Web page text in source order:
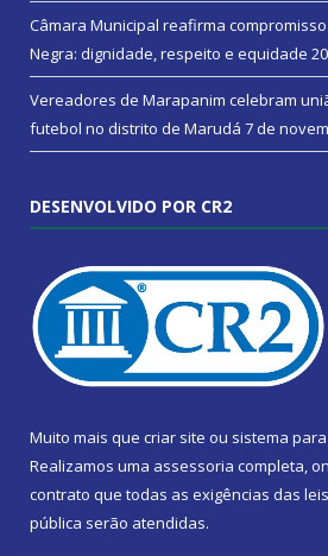
Câmara Municipal reafirma
Negra: dignidade, respeito e equidade
Vereadores de Marapanim celebram
futebol no distrito de Marudá 7 de
DESENVOLVIDO POR CR2
Muito mais que criar site ou sistema
Realizamos uma assessoria completa,
contrato que todas as exigências das
pública serão atendidas.